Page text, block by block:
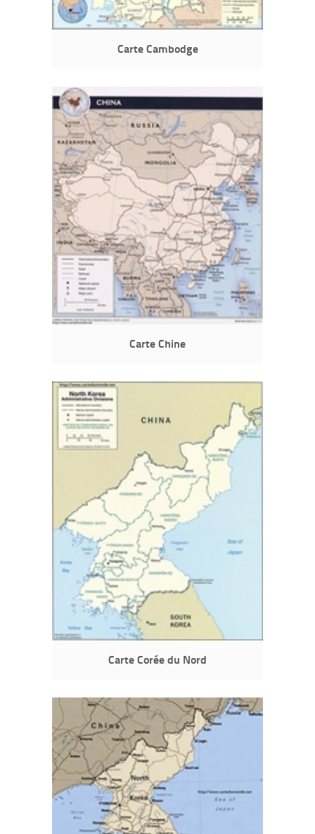
Carte Cambodge
Carte Chine
Carte Corée du Nord